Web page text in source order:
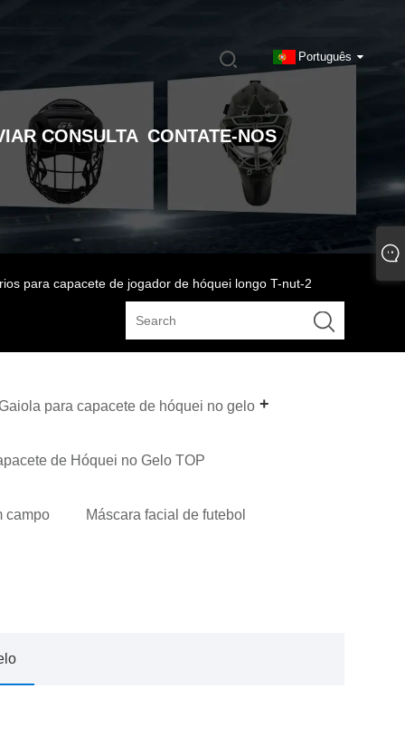
Português
CONSULTA CONTATE-NOS
para capacete de jogador de hóquei longo T-nut-2
para capacete de hóquei no gelo
de Hóquei no Gelo TOP
campo Máscara facial de futebol